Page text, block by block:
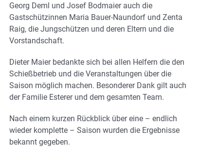
Georg Deml und Josef Bodmaier auch die
Gastschützinnen Maria Bauer-Naundorf und Zenta
Raig, die Jungschützen und deren Eltern und die
Vorstandschaft.
Dieter Maier bedankte sich bei allen Helfern die den
Schießbetrieb und die Veranstaltungen über die
Saison möglich machen. Besonderer Dank gilt auch
der Familie Esterer und dem gesamten Team.
Nach einem kurzen Rückblick über eine – endlich
wieder komplette – Saison wurden die Ergebnisse
bekannt gegeben.